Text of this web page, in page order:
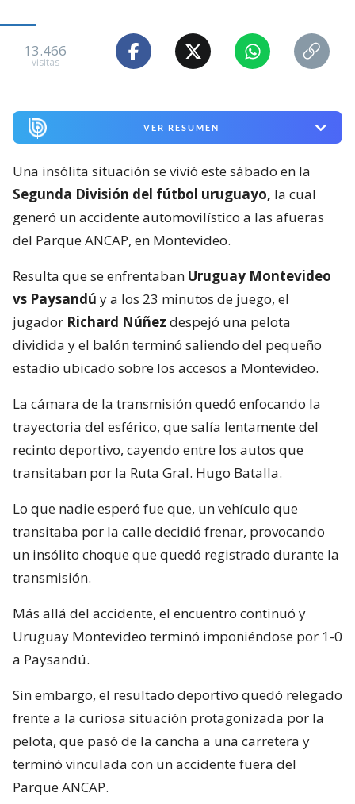
13.466
visitas
VER RESUMEN
Una insólita situación se vivió este sábado en la
Segunda División del fútbol uruguayo, la cual
generó un accidente automovilístico a las afueras
del Parque ANCAP, en Montevideo.
Resulta que se enfrentaban Uruguay Montevideo
vs Paysandú y a los 23 minutos de juego, el
jugador Richard Núñez despejó una pelota
dividida y el balón terminó saliendo del pequeño
estadio ubicado sobre los accesos a Montevideo.
La cámara de la transmisión quedó enfocando la
trayectoria del esférico, que salía lentamente del
recinto deportivo, cayendo entre los autos que
transitaban por la Ruta Gral. Hugo Batalla.
Lo que nadie esperó fue que, un vehículo que
transitaba por la calle decidió frenar, provocando
un insólito choque que quedó registrado durante la
transmisión.
Más allá del accidente, el encuentro continuó y
Uruguay Montevideo terminó imponiéndose por 1-0
a Paysandú.
Sin embargo, el resultado deportivo quedó relegado
frente a la curiosa situación protagonizada por la
pelota, que pasó de la cancha a una carretera y
terminó vinculada con un accidente fuera del
Parque ANCAP.